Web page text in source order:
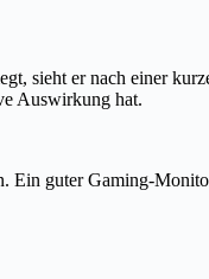
sieht er nach einer
Auswirkung hat.
guter Gaming-